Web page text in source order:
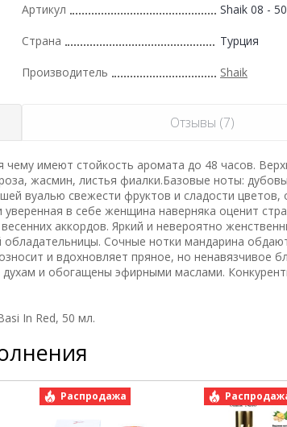
Артикул Shaik 08 -
Страна Турция
Производитель Shaik
Отзывы (7)
имеют стойкость аромата до 48 часов.
жасмин, листья фиалки.Базовые ноты:
вуалью свежести фруктов и сладости цветов,
в себе женщина наверняка оценит
аккордов. Яркий и невероятно
Сочные нотки мандарина
и вдохновляет пряное, но ненавязчивое
и обогащены эфирными маслами.
In Red, 50 мл.
Распродажа